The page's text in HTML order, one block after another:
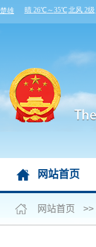
网站首页
网站首页 >>